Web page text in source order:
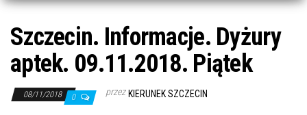
w
Szczecin. Informacje. Dyżury
aptek. 09.11.2018. Piątek
08/11/2018 0 przez KIERUNEK SZCZECIN